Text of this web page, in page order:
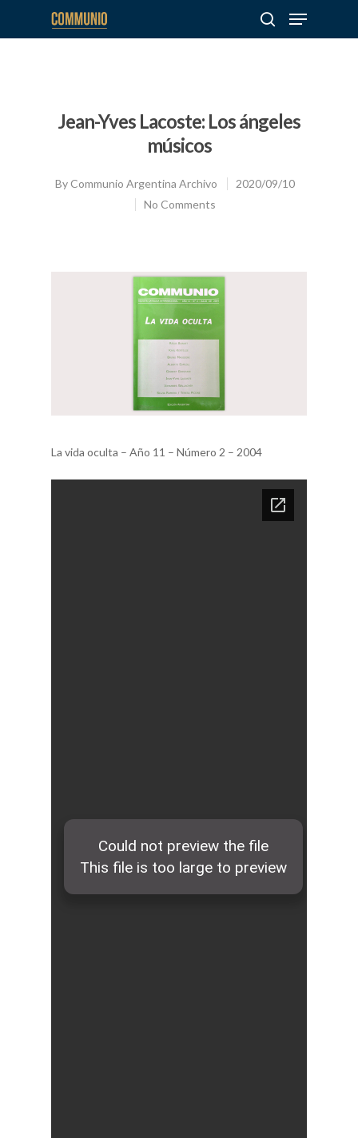
Jean-Yves Lacoste: Los ángeles
músicos
ByCommunio Argentina Archivo
2020/09/10
No Comments
La vida oculta – Año 11 – Número 2 – 2004